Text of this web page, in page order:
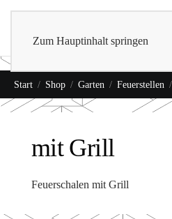
Zum Hauptinhalt springen
Start Shop Garten Feuerstellen
mit Grill
Feuerschalen mit Grill